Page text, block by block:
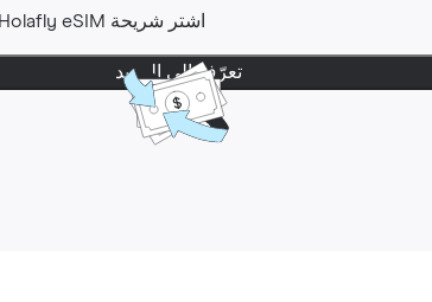
اشتر شريحة Holafly eSIM لتنعم بمزيد من راحة البال. لديك حتى
تعرّف إلى المزيد